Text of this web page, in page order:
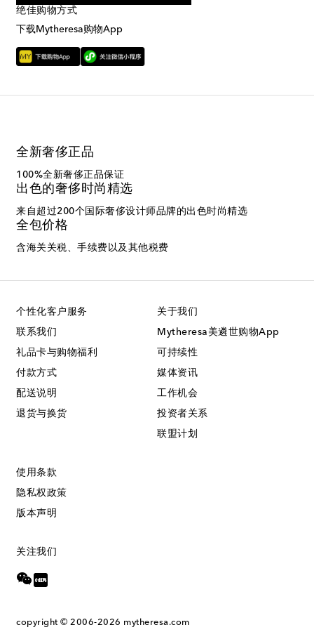
绝佳购物方式
下载Mytheresa购物App
全新奢侈正品
100%全新奢侈正品保证
出色的奢侈时尚精选
来自超过200个国际奢侈设计师品牌的出色时尚精选
全包价格
含海关关税、手续费以及其他税费
个性化客户服务
联系我们
礼品卡与购物福利
付款方式
配送说明
退货与换货
关于我们
Mytheresa美遴世购物App
可持续性
媒体资讯
工作机会
投资者关系
联盟计划
使用条款
隐私权政策
版本声明
关注我们
copyright © 2006-2026 mytheresa.com